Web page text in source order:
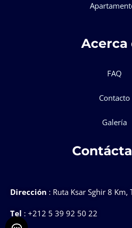
Acerca
FAQ
Contacto
Galería
Dirección : Ruta Ksar Sghir 8
Tel : +212 5 39 92 50 22